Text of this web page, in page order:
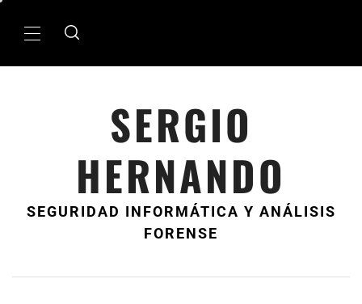
MenÃº
SERGIO
HERNANDO
SEGURIDAD INFORMÁTICA Y ANÁLISIS
FORENSE